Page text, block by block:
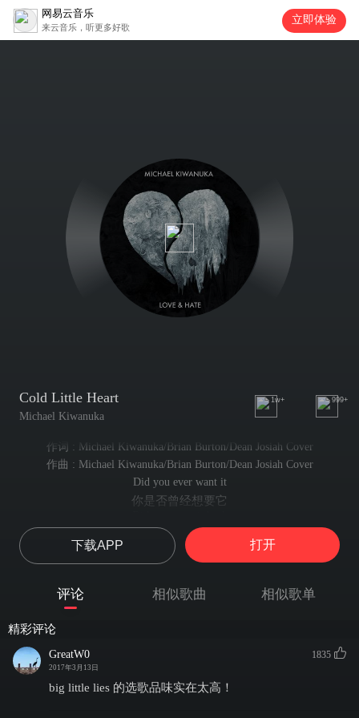
网易云音乐
来云音乐，听更多好歌
立即体验
Cold Little Heart
Michael Kiwanuka
1w+ 999+
作词 : Michael Kiwanuka/Brian Burton/Dean Josiah Cover
作曲 : Michael Kiwanuka/Brian Burton/Dean Josiah Cover
Did you ever want it
你是否曾经想要它
你想让它回来吗
Oh my
它将我撕成两半
所有这些痛苦 蕴含着巨大的力量
Running through my vains
下载APP 打开
评论 相似歌曲 相似歌单
精彩评论
GreatW0
2017年3月13日
1835
big little lies 的选歌品味实在太高！